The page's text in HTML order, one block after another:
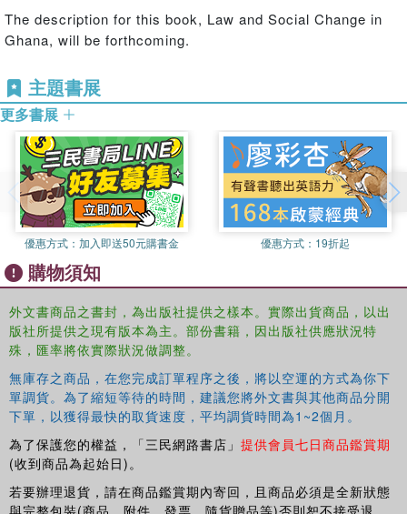
The description for this book, Law and Social Change in
Ghana, will be forthcoming.
主題書展
更多書展
優惠方式： 加入即送50元購書金 優惠方式： 19折起
購物須知
外文書商品之書封，為出版社提供之樣本。實際出貨商品，以出
版社所提供之現有版本為主。部份書籍，因出版社供應狀況特
殊，匯率將依實際狀況做調整。
無庫存之商品，在您完成訂單程序之後，將以空運的方式為你下
單調貨。為了縮短等待的時間，建議您將外文書與其他商品分開
下單，以獲得最快的取貨速度，平均調貨時間為1~2個月。
為了保護您的權益，「三民網路書店」 提供會員七日商品鑑賞期
(收到商品為起始日)。
若要辦理退貨，請在商品鑑賞期內寄回，且商品必須是全新狀態
與完整包裝(商品、附件、發票、隨貨贈品等)否則恕不接受退